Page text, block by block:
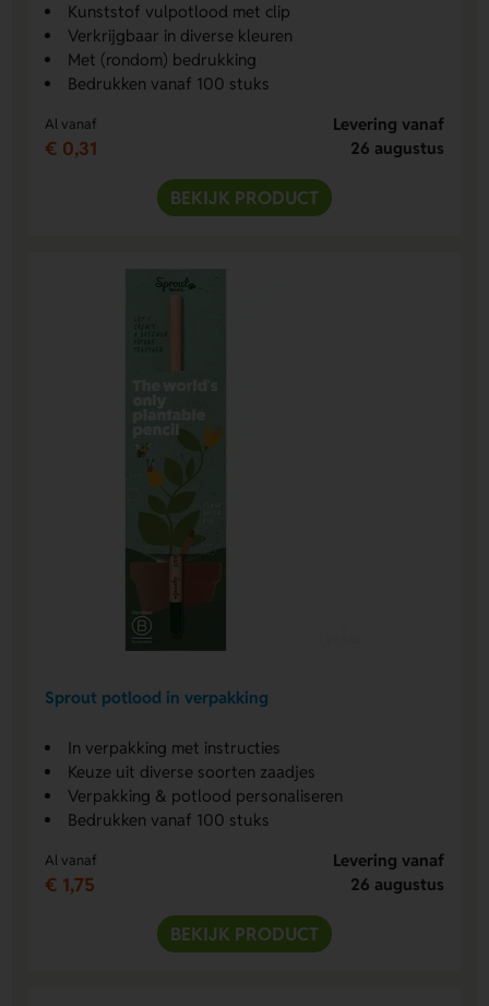
Kunststof vulpotlood met clip
Verkrijgbaar in diverse kleuren
Met (rondom) bedrukking
Bedrukken vanaf 100 stuks
Al vanaf
€ 0,31
Levering vanaf
26 augustus
BEKIJK PRODUCT
Sprout potlood in verpakking
In verpakking met instructies
Keuze uit diverse soorten zaadjes
Verpakking & potlood personaliseren
Bedrukken vanaf 100 stuks
Al vanaf
€ 1,75
Levering vanaf
26 augustus
BEKIJK PRODUCT